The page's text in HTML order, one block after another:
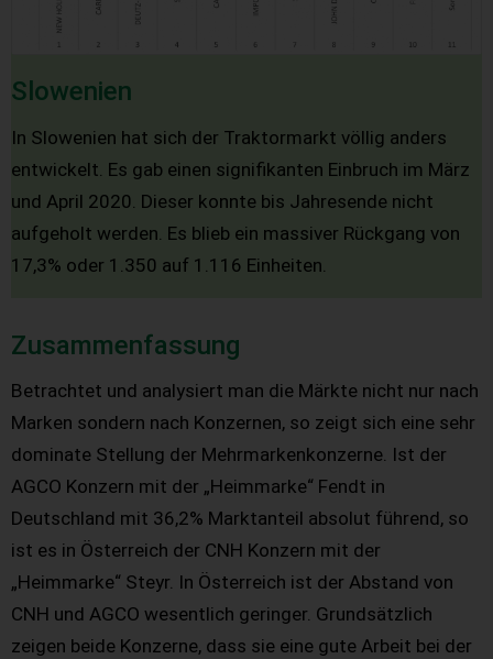
Slowenien
In Slowenien hat sich der Traktormarkt völlig anders
entwickelt. Es gab einen signifikanten Einbruch im März
und April 2020. Dieser konnte bis Jahresende nicht
aufgeholt werden. Es blieb ein massiver Rückgang von
17,3% oder 1.350 auf 1.116 Einheiten.
Zusammenfassung
Betrachtet und analysiert man die Märkte nicht nur nach
Marken sondern nach Konzernen, so zeigt sich eine sehr
dominate Stellung der Mehrmarkenkonzerne. Ist der
AGCO Konzern mit der „Heimmarke“ Fendt in
Deutschland mit 36,2% Marktanteil absolut führend, so
ist es in Österreich der CNH Konzern mit der
„Heimmarke“ Steyr. In Österreich ist der Abstand von
CNH und AGCO wesentlich geringer. Grundsätzlich
zeigen beide Konzerne, dass sie eine gute Arbeit bei der